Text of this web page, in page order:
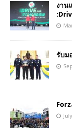
งาน
รับม